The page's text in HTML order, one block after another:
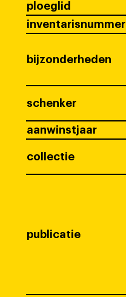
ploeglid
inventarisnummer
bijzonderheden
schenker
aanwinstjaar
collectie
publicatie